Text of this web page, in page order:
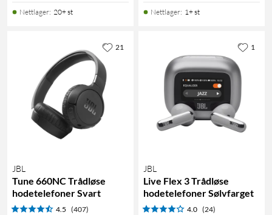
Nettlager: 20+ st Nettlager: 1+ st
JBL
Tune 660NC Trådløse
hodetelefoner Svart
4.5 (407)
21
JBL
Live Flex 3 Trådløse
hodetelefoner Sølvfarget
4.0 (24)
1